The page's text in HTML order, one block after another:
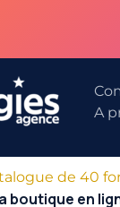
A
de 40
boutique en